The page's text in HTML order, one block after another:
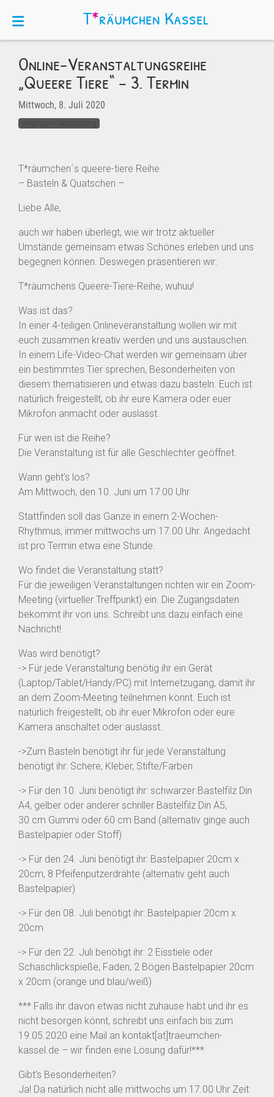
Online-Veranstaltungsreihe
„Queere Tiere“ – 3. Termin
Mittwoch, 8. Juli 2020
T*räumchen´s queere-tiere Reihe
– Basteln & Quatschen –
Liebe Alle,
auch wir haben überlegt, wie wir trotz aktueller
Umstände gemeinsam etwas Schönes erleben und uns
begegnen können. Deswegen präsentieren wir:
T*räumchens Queere-Tiere-Reihe, wuhuu!
Was ist das?
In einer 4-teiligen Onlineveranstaltung wollen wir mit
euch zusammen kreativ werden und uns austauschen.
In einem Life-Video-Chat werden wir gemeinsam über
ein bestimmtes Tier sprechen, Besonderheiten von
diesem thematisieren und etwas dazu basteln. Euch ist
natürlich freigestellt, ob ihr eure Kamera oder euer
Mikrofon anmacht oder auslasst.
Für wen ist die Reihe?
Die Veranstaltung ist für alle Geschlechter geöffnet.
Wann geht’s los?
Am Mittwoch, den 10. Juni um 17:00 Uhr
Stattfinden soll das Ganze in einem 2-Wochen-
Rhythmus, immer mittwochs um 17.00 Uhr. Angedacht
ist pro Termin etwa eine Stunde.
Wo findet die Veranstaltung statt?
Für die jeweiligen Veranstaltungen richten wir ein Zoom-
Meeting (virtueller Treffpunkt) ein. Die Zugangsdaten
bekommt ihr von uns. Schreibt uns dazu einfach eine
Nachricht!
Was wird benötigt?
-> Für jede Veranstaltung benötig ihr ein Gerät
(Laptop/Tablet/Handy/PC) mit Internetzugang, damit ihr
an dem Zoom-Meeting teilnehmen könnt. Euch ist
natürlich freigestellt, ob ihr euer Mikrofon oder eure
Kamera anschaltet oder auslasst.
->Zum Basteln benötigt ihr für jede Veranstaltung
benötigt ihr: Schere, Kleber, Stifte/Farben
-> Für den 10. Juni benötigt ihr: schwarzer Bastelfilz Din
A4, gelber oder anderer schriller Bastelfilz Din A5,
30 cm Gummi oder 60 cm Band (alternativ ginge auch
Bastelpapier oder Stoff)
-> Für den 24. Juni benötigt ihr: Bastelpapier 20cm x
20cm, 8 Pfeifenputzerdrähte (alternativ geht auch
Bastelpapier)
-> Für den 08. Juli benötigt ihr: Bastelpapier 20cm x
20cm
-> Für den 22. Juli benötigt ihr: 2 Eisstiele oder
Schaschlickspieße, Faden, 2 Bögen Bastelpapier 20cm
x 20cm (orange und blau/weiß)
*** Falls ihr davon etwas nicht zuhause habt und ihr es
nicht besorgen könnt, schreibt uns einfach bis zum
19.05.2020 eine Mail an kontakt[at]traeumchen-
kassel.de – wir finden eine Lösung dafür!***
Gibt’s Besonderheiten?
Ja! Da natürlich nicht alle mittwochs um 17.00 Uhr Zeit
T*räumchen Kassel